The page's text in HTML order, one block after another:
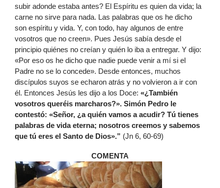
subir adonde estaba antes? El Espíritu es quien da vida; la
carne no sirve para nada. Las palabras que os he dicho
son espíritu y vida. Y, con todo, hay algunos de entre
vosotros que no creen». Pues Jesús sabía desde el
principio quiénes no creían y quién lo iba a entregar. Y dijo:
«Por eso os he dicho que nadie puede venir a mí si el
Padre no se lo concede». Desde entonces, muchos
discípulos suyos se echaron atrás y no volvieron a ir con
él. Entonces Jesús les dijo a los Doce: «¿También
vosotros queréis marcharos?». Simón Pedro le
contestó: «Señor, ¿a quién vamos a acudir? Tú tienes
palabras de vida eterna; nosotros creemos y sabemos
que tú eres el Santo de Dios».” (Jn 6, 60-69)
COMENTA